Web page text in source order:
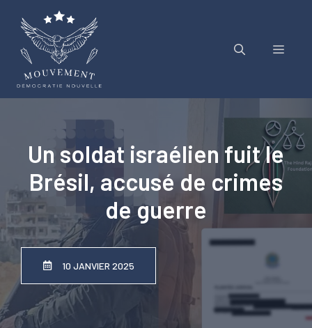
contenu
Menu
Un soldat israélien fuit le
Brésil, accusé de crimes
de guerre
10 JANVIER 2025